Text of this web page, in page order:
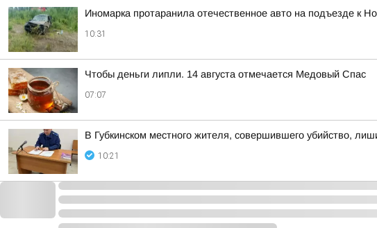
Иномарка протаранила отечественное авто на подъезде к
10:31
Чтобы деньги липли. 14 августа отмечается Медовый Спас
07:07
В Губкинском местного жителя, совершившего убийство,
10:21